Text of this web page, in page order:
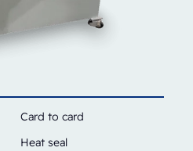
Card to card
Heat seal